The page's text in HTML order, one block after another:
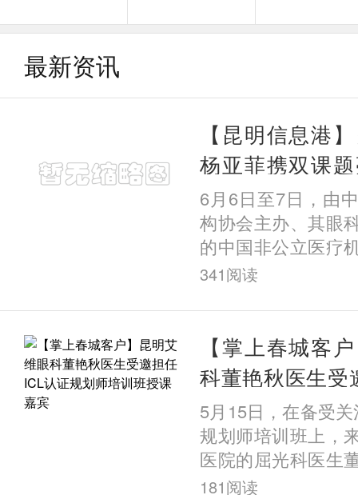
最新资讯
【昆明信息港
杨亚菲携双课
立眼科第十届
老年屈光疑难诊
6月6日至7日，由
构协会主办、其眼
的中国非公立医疗
委员会第十届学术
公立
341阅读
【掌上春城客
科董艳秋医生受
规划师培训班授
5月15日，在备受
规划师培训班上，
医院的屈光科医生
课嘉宾，并以《
181阅读